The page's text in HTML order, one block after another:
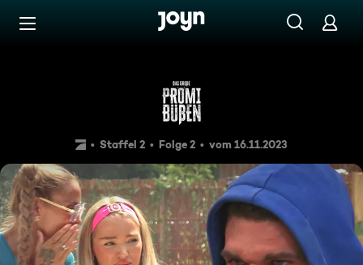
Zum Inhalt springen
Neue Rivalen, alte Konflikte
Staffel 2 Folge 2 vom 16.11.2023